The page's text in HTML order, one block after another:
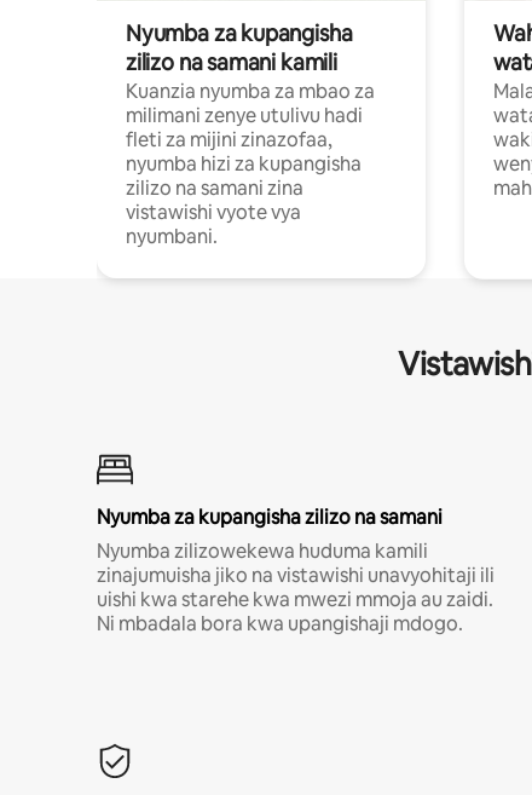
Nyumba za kupangisha
zilizo na samani kamili
Kuanzia nyumba za mbao za
milimani zenye utulivu hadi
fleti za mijini zinazofaa,
nyumba hizi za kupangisha
zilizo na samani zina
vistawishi vyote vya
nyumbani.
Nyumba za kupangisha zilizo na samani
Nyumba zilizowekewa huduma kamili
zinajumuisha jiko na vistawishi unavyohitaji ili
uishi kwa starehe kwa mwezi mmoja au zaidi.
Ni mbadala bora kwa upangishaji mdogo.